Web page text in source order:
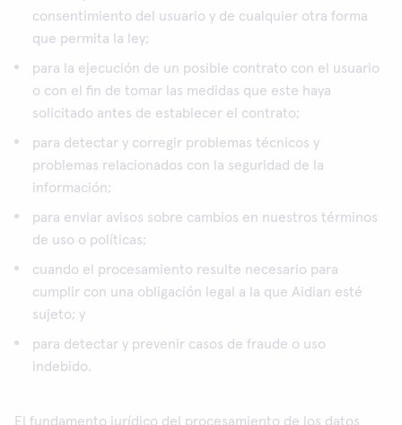
consentimiento del usuario y de cualquier otra forma
que permita la ley;
para la ejecución de un posible contrato con el usuario
o con el fin de tomar las medidas que este haya
solicitado antes de establecer el contrato;
para detectar y corregir problemas técnicos y
problemas relacionados con la seguridad de la
información;
para enviar avisos sobre cambios en nuestros términos
de uso o políticas;
cuando el procesamiento resulte necesario para
cumplir con una obligación legal a la que Aidian esté
sujeto; y
para detectar y prevenir casos de fraude o uso
indebido.
El fundamento jurídico del procesamiento de los datos